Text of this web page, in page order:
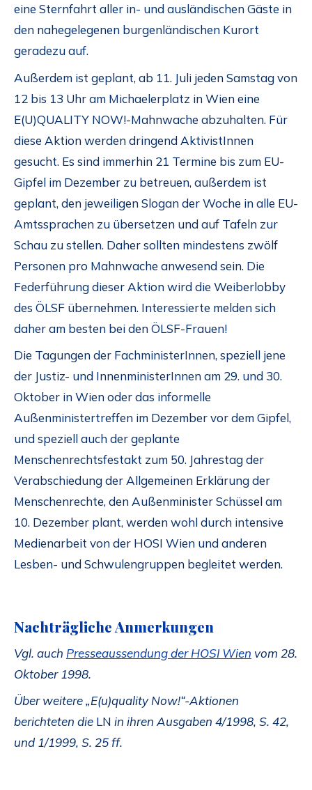
eine Sternfahrt aller in- und ausländischen Gäste in
den nahegelegenen burgenländischen Kurort
geradezu auf.
Außerdem ist geplant, ab 11. Juli jeden Samstag von
12 bis 13 Uhr am Michaelerplatz in Wien eine
E(U)QUALITY NOW!-Mahnwache abzuhalten. Für
diese Aktion werden dringend AktivistInnen
gesucht. Es sind immerhin 21 Termine bis zum EU-
Gipfel im Dezember zu betreuen, außerdem ist
geplant, den jeweiligen Slogan der Woche in alle EU-
Amtssprachen zu übersetzen und auf Tafeln zur
Schau zu stellen. Daher sollten mindestens zwölf
Personen pro Mahnwache anwesend sein. Die
Federführung dieser Aktion wird die Weiberlobby
des ÖLSF übernehmen. Interessierte melden sich
daher am besten bei den ÖLSF-Frauen!
Die Tagungen der FachministerInnen, speziell jene
der Justiz- und InnenministerInnen am 29. und 30.
Oktober in Wien oder das informelle
Außenministertreffen im Dezember vor dem Gipfel,
und speziell auch der geplante
Menschenrechtsfestakt zum 50. Jahrestag der
Verabschiedung der Allgemeinen Erklärung der
Menschenrechte, den Außenminister Schüssel am
10. Dezember plant, werden wohl durch intensive
Medienarbeit von der HOSI Wien und anderen
Lesben- und Schwulengruppen begleitet werden.
Nachträgliche Anmerkungen
Vgl. auch Presseaussendung der HOSI Wien vom 28.
Oktober 1998.
Über weitere „E(u)quality Now!“-Aktionen
berichteten die LN in ihren Ausgaben 4/1998, S. 42,
und 1/1999, S. 25 ff.